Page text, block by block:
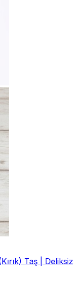
Taş | Deliksiz